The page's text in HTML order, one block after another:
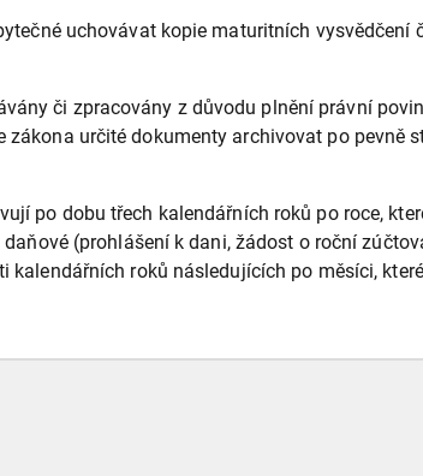
uchovávat kopie maturitních
či zpracovány z důvodu plnění právní
určité dokumenty archivovat po pevně
po dobu třech kalendářních roků po roce,
(prohlášení k dani, žádost o roční
roků následujících po měsíci,